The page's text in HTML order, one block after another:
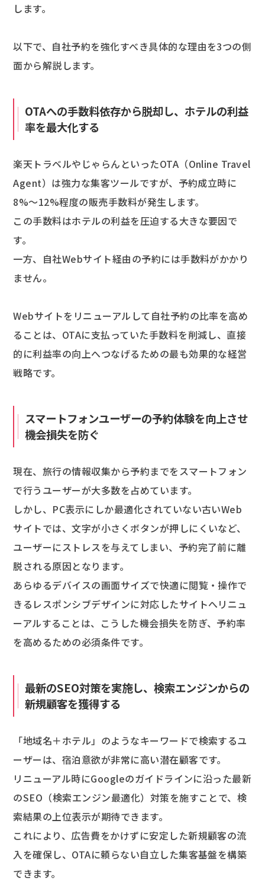
します。
以下で、自社予約を強化すべき具体的な理由を3つの側
面から解説します。
OTAへの手数料依存から脱却し、ホテルの利益
率を最大化する
楽天トラベルやじゃらんといったOTA（Online Travel
Agent）は強力な集客ツールですが、予約成立時に
8%～12%程度の販売手数料が発生します。
この手数料はホテルの利益を圧迫する大きな要因で
す。
一方、自社Webサイト経由の予約には手数料がかかり
ません。
Webサイトをリニューアルして自社予約の比率を高め
ることは、OTAに支払っていた手数料を削減し、直接
的に利益率の向上へつなげるための最も効果的な経営
戦略です。
スマートフォンユーザーの予約体験を向上させ
機会損失を防ぐ
現在、旅行の情報収集から予約までをスマートフォン
で行うユーザーが大多数を占めています。
しかし、PC表示にしか最適化されていない古いWeb
サイトでは、文字が小さくボタンが押しにくいなど、
ユーザーにストレスを与えてしまい、予約完了前に離
脱される原因となります。
あらゆるデバイスの画面サイズで快適に閲覧・操作で
きるレスポンシブデザインに対応したサイトへリニュ
ーアルすることは、こうした機会損失を防ぎ、予約率
を高めるための必須条件です。
最新のSEO対策を実施し、検索エンジンからの
新規顧客を獲得する
「地域名＋ホテル」のようなキーワードで検索するユ
ーザーは、宿泊意欲が非常に高い潜在顧客です。
リニューアル時にGoogleのガイドラインに沿った最新
のSEO（検索エンジン最適化）対策を施すことで、検
索結果の上位表示が期待できます。
これにより、広告費をかけずに安定した新規顧客の流
入を確保し、OTAに頼らない自立した集客基盤を構築
できます。